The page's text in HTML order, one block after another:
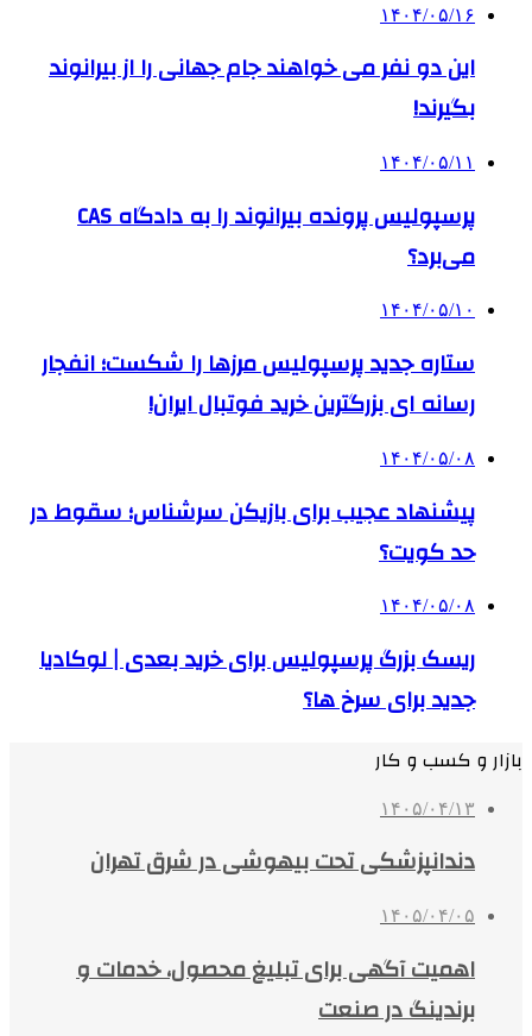
۱۴۰۴/۰۵/۱۶
این دو نفر می خواهند جام جهانی را از بیرانوند
بگیرند!
۱۴۰۴/۰۵/۱۱
پرسپولیس پرونده بیرانوند را به دادگاه CAS
می‌برد؟
۱۴۰۴/۰۵/۱۰
ستاره جدید پرسپولیس مرزها را شکست؛ انفجار
رسانه ای بزرگترین خرید فوتبال ایران!
۱۴۰۴/۰۵/۰۸
پیشنهاد عجیب برای بازیکن سرشناس؛ سقوط در
حد کویت؟
۱۴۰۴/۰۵/۰۸
ریسک بزرگ پرسپولیس برای خرید بعدی | لوکادیا
جدید برای سرخ ها؟
بازار و کسب و کار
۱۴۰۵/۰۴/۱۳
دندانپزشکی تحت بیهوشی در شرق تهران
۱۴۰۵/۰۴/۰۵
اهمیت آگهی برای تبلیغ محصول، خدمات و
برندینگ در صنعت